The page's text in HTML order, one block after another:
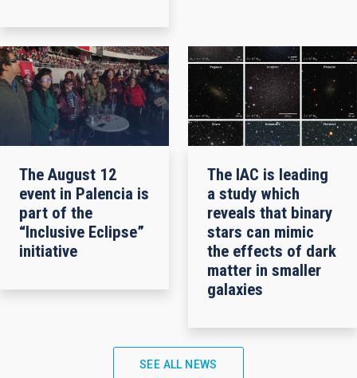
The August 12
event in Palencia is
part of the
“Inclusive Eclipse”
initiative
The IAC is leading
a study which
reveals that binary
stars can mimic
the effects of dark
matter in smaller
galaxies
SEE ALL NEWS